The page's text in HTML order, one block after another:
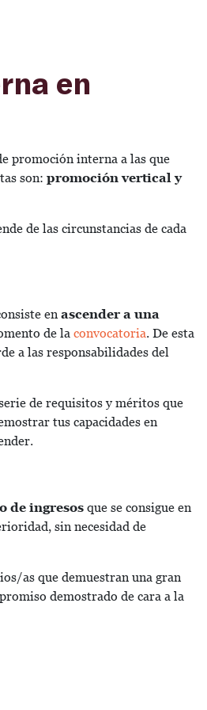
en
promoción interna a las que
son: promoción vertical y
de las circunstancias de cada
en ascender a una
de la convocatoria. De esta
a las responsabilidades del
de requisitos y méritos que
tus capacidades en
de ingresos que se consigue en
sin necesidad de
as que demuestran una gran
demostrado de cara a la